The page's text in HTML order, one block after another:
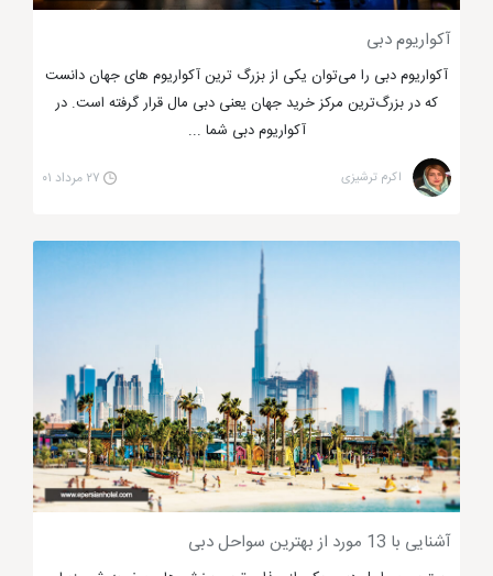
آکواریوم دبی
آکواریوم دبی را می‌توان یکی از بزرگ ترین آکواریوم های جهان دانست
که در بزرگ‌ترین مرکز خرید جهان یعنی دبی مال قرار گرفته است. در
آکواریوم دبی شما ...
اکرم ترشیزی ۲۷ مرداد ۰۱
آشنایی با 13 مورد از بهترین سواحل دبی